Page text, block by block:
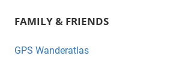
c
e
tt
er
FAMILY & FRIENDS
GPS Wanderatlas